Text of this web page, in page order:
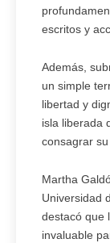
escritos y
Además,
un simple
libertad y
isla liberada
consagrar
Martha
Universidad
destacó que
invaluable